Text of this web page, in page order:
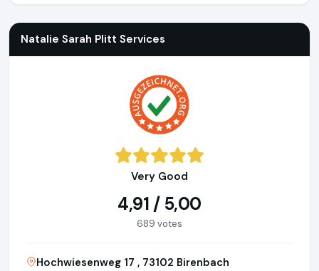
Natalie Sarah Plitt Services
Very Good
4,91 / 5,00
689 votes
Hochwiesenweg 17 , 73102 Birenbach